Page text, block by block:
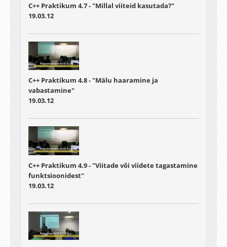
C++ Praktikum 4.7 - "Millal viiteid kasutada?"
19.03.12
C++ Praktikum 4.8 - "Mälu haaramine ja
vabastamine"
19.03.12
C++ Praktikum 4.9 - "Viitade või viidete tagastamine
funktsioonidest"
19.03.12